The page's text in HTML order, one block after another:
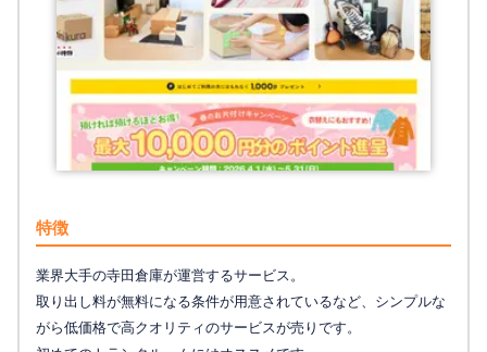
特徴
業界大手の寺田倉庫が運営するサービス。
取り出し料が無料になる条件が用意されているなど、シンプルな
がら低価格で高クオリティのサービスが売りです。